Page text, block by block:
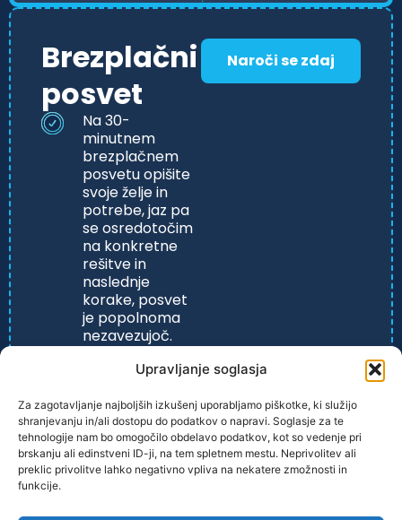
Upravljanje soglasja
Za zagotavljanje najboljših izkušenj uporabljamo piškotke, ki služijo
shranjevanju in/ali dostopu do podatkov o napravi. Soglasje za te
tehnologije nam bo omogočilo obdelavo podatkov, kot so vedenje pri
brskanju ali edinstveni ID-ji, na tem spletnem mestu. Neprivolitev ali
preklic privolitve lahko negativno vpliva na nekatere zmožnosti in
funkcije.
Brezplačni
posvet
Na 30-
minutnem
brezplačnem
posvetu opišite
svoje želje in
potrebe, jaz pa
se osredotočim
na konkretne
rešitve in
naslednje
korake, posvet
je popolnoma
nezavezujoč.
Naroči se zdaj
PRAVILNIK ZASEBONOSTI